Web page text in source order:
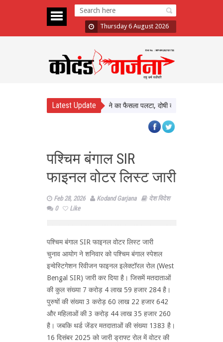
Thursday 6 August 2026
Latest Update
Case: Bombay HC ने बरी करने का फैसला पलटा, दोषी करार
पश्चिम बंगाल SIR
फाइनल वोटर लिस्ट जारी
Feb 28, 2026 Kodand Garjana
देश विदेश
0
Like
पश्चिम बंगाल SIR फाइनल वोटर लिस्ट जारी
चुनाव आयोग ने शनिवार को पश्चिम बंगाल स्पेशल
इन्वेस्टिगेशन रिवीजन फाइनल इलेक्टॉरल रोल (West
Bengal SIR) जारी कर दिया है। जिसमें मतदाताओं
की कुल संख्या 7 करोड़ 4 लाख 59 हजार 284 है।
पुरुषों की संख्या 3 करोड़ 60 लाख 22 हजार 642
और महिलाओं की 3 करोड़ 44 लाख 35 हजार 260
है। जबकि थर्ड जेंडर मतदाताओं की संख्या 1383 है।
16 दिसंबर 2025 को जारी ड्राफ्ट रोल में वोटर की